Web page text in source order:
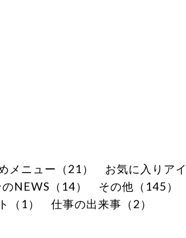
メニュー（21）
お気に入りア
NEWS（14）
その他（145）
（1） 仕事の出来事（2）